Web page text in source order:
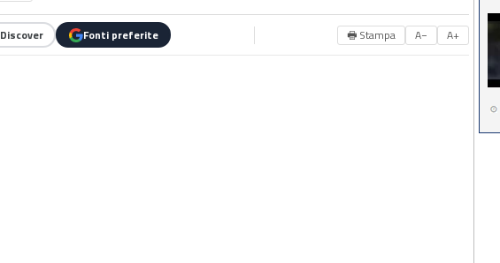
Discover Fonti preferite 🖶 Stampa A− A+